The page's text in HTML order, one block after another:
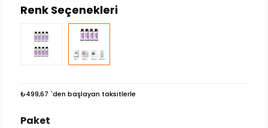
Renk Seçenekleri
₺499,67 `den başlayan taksitlerle
Paket